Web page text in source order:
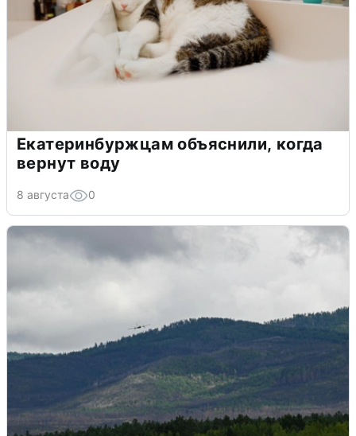
Екатеринбуржцам объяснили, когда
вернут воду
8 августа 0